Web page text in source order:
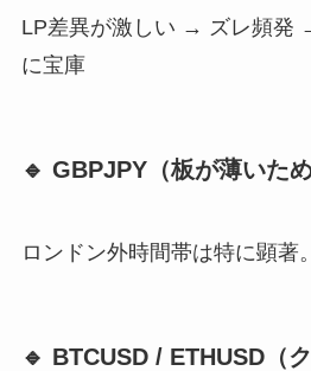
LP差異が激しい → ズレ頻発
に宝庫
🔹 GBPJPY（板が薄いた
ロンドン外時間帯は特に顕著。
🔹 BTCUSD / ETHUSD（ク